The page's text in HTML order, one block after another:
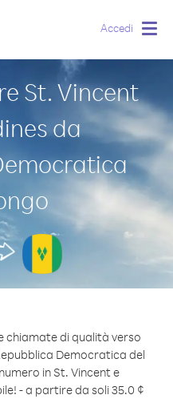
Accedi
St. Vincent
da
chiamate di qualità verso
Democratica del
in St. Vincent e
- a partire da soli 35.0 ¢